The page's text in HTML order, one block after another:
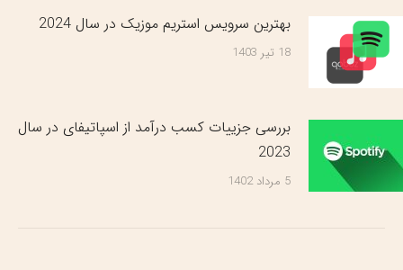
بهترین سرویس‌ استریم موزیک در سال 2024
18 تیر 1403
بررسی جزییات کسب درآمد از اسپاتیفای در سال
2023
5 مرداد 1402